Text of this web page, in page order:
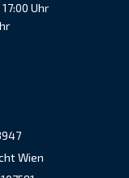
Uhr
Wien